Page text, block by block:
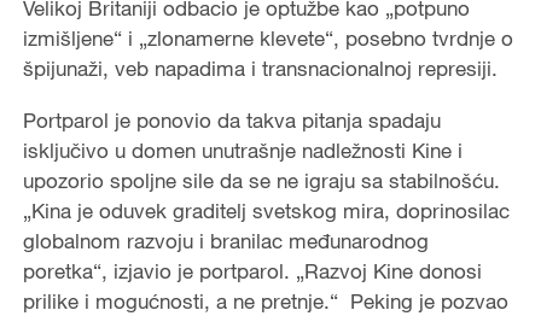
Velikoj Britaniji odbacio je optužbe kao „potpuno
izmišljene“ i „zlonamerne klevete“, posebno tvrdnje o
špijunaži, veb napadima i transnacionalnoj represiji.
Portparol je ponovio da takva pitanja spadaju
isključivo u domen unutrašnje nadležnosti Kine i
upozorio spoljne sile da se ne igraju sa stabilnošću.
„Kina je oduvek graditelj svetskog mira, doprinosilac
globalnom razvoju i branilac međunarodnog
poretka“, izjavio je portparol. „Razvoj Kine donosi
prilike i mogućnosti, a ne pretnje.“ Peking je pozvao